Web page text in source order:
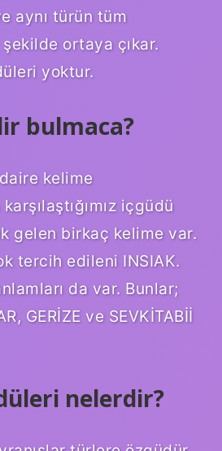
aynı türün tüm
ortaya çıkar.
yoktur.
bulmaca?
kelime
içgüdü
gelen birkaç kelime var.
tercih edileni INSIAK.
da var. Bunlar;
GERİZE ve SEVKİTABİİ
nelerdir?